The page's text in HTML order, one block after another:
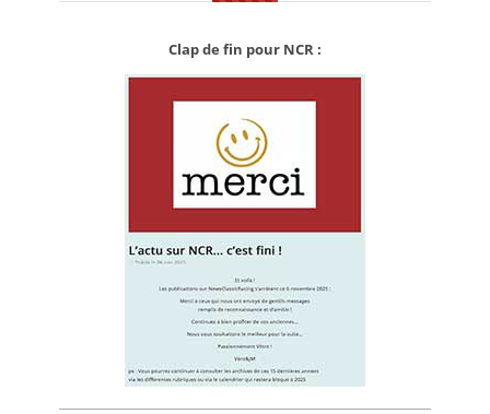
Clap de fin pour NCR :